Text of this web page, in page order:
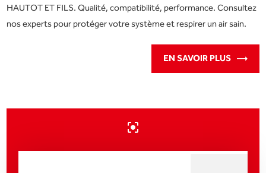
HAUTOT ET FILS. Qualité, compatibilité, performance. Consultez
nos experts pour protéger votre système et respirer un air sain.
EN SAVOIR PLUS
center_focus_strong